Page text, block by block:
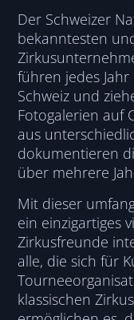
Der Schweizer
bekanntesten
führen jedes
Schweiz und
Fotogalerien auf
aus
dokumentieren
über mehrere
Mit dieser
ein einzigartiges
Zirkusfreunde
alle, die sich für
klassischen